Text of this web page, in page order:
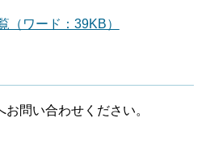
（ワード：39KB）
問い合わせください。